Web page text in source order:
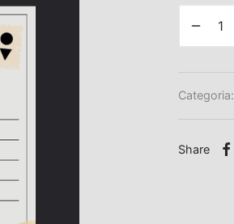
Categoria:
Share